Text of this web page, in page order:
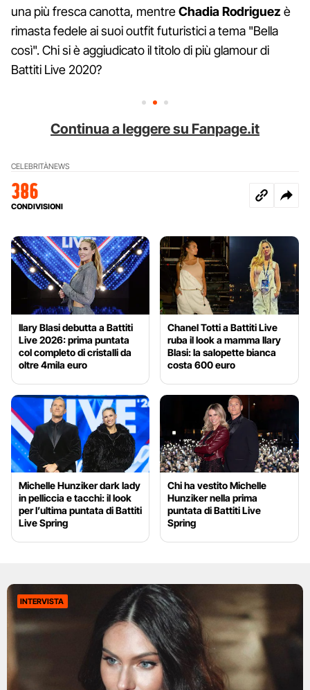
una più fresca canotta, mentreChadia Rodriguez è
rimasta fedele ai suoi outfit futuristici a tema "Bella
così". Chi si è aggiudicato il titolo di più glamour di
Battiti Live 2020?
Continua a leggere su Fanpage.it
CELEBRITÀNEWS
386
CONDIVISIONI
Ilary Blasi debutta a Battiti
Live 2026: prima puntata
col completo di cristalli da
oltre 4mila euro
Chanel Totti a Battiti Live
ruba il look a mamma Ilary
Blasi: la salopette bianca
costa 600 euro
Michelle Hunziker dark lady
in pelliccia e tacchi: il look
per l’ultima puntata di Battiti
Live Spring
Chi ha vestito Michelle
Hunziker nella prima
puntata di Battiti Live
Spring
INTERVISTA